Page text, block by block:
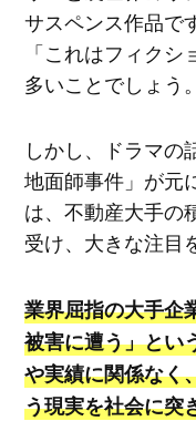
サスペンス作品で
「これはフィク
多いことでしょう。
しかし、ドラマの
地面師事件」が元
は、不動産大手の
受け、大きな注目
業界屈指の大手企
被害に遭う」とい
や実績に関係なく
う現実を社会に突